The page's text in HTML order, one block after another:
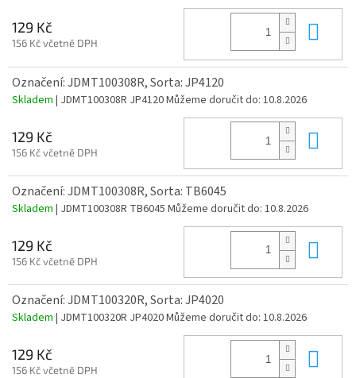
129 Kč
156 Kč včetně DPH
Označení: JDMT100308R, Sorta: JP4120
Skladem | JDMT100308R JP4120Můžeme doručit do: 10.8.2026
129 Kč
156 Kč včetně DPH
Označení: JDMT100308R, Sorta: TB6045
Skladem | JDMT100308R TB6045 Můžeme doručit do: 10.8.2026
129 Kč
156 Kč včetně DPH
Označení: JDMT100320R, Sorta: JP4020
Skladem | JDMT100320R JP4020Můžeme doručit do: 10.8.2026
129 Kč
156 Kč včetně DPH